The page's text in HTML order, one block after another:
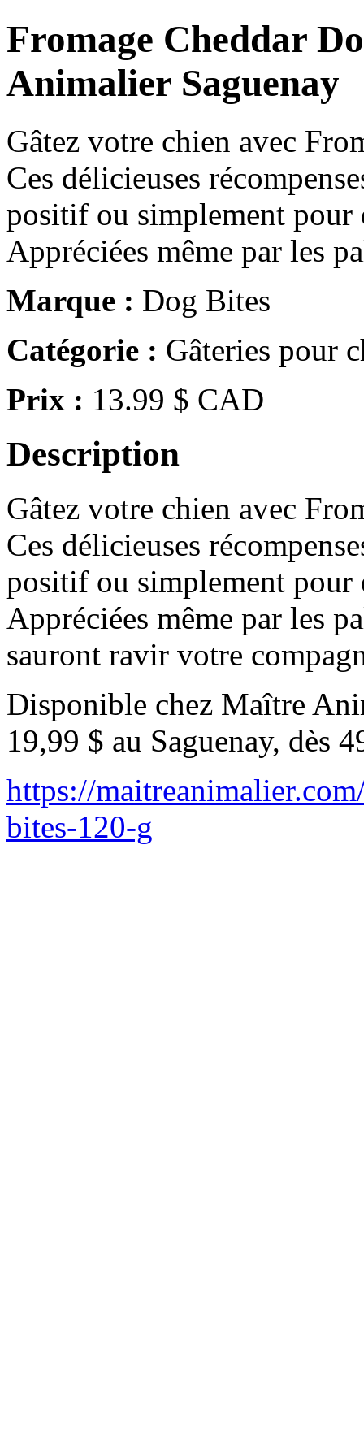
Fromage Cheddar
Animalier Saguenay
Gâtez votre chien avec
Ces délicieuses
positif ou simplement
Appréciées même par les
Marque : Dog Bites
Catégorie : Gâteries pour
Prix : 13.99 $ CAD
Description
Gâtez votre chien avec
Ces délicieuses
positif ou simplement
Appréciées même par les
sauront ravir votre
Disponible chez Maître
19,99 $ au Saguenay, dès
https://
bites-120-g